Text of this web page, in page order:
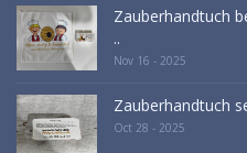
Zauberhandtuch
..
Nov 16 - 2025
Zauberhandtuch
Oct 28 - 2025